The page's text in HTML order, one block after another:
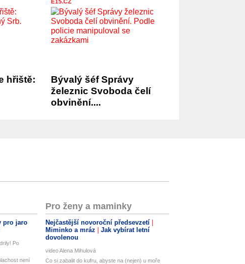
hřiště:
E15.CZ
Bývalý šéf Správy
železnic Svoboda čelí
obvinění....
pro jaro
Po
není
Pro ženy a maminky
Nejčastější novoroční předsevzetí
Miminko a mráz
Jak vybírat letní
dovolenou
video Alena Mihulová
Co si zabalit do kufru, abyste na (nejen) u moře